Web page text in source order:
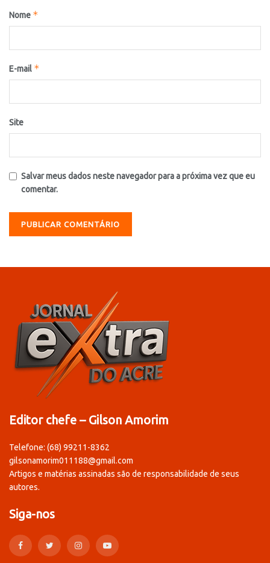
Nome *
E-mail *
Site
Salvar meus dados neste navegador para a próxima vez que eu
comentar.
Editor chefe – Gilson Amorim
Telefone: (68) 99211-8362
gilsonamorim011188@gmail.com
Artigos e matérias assinadas são de responsabilidade de seus
autores.
Siga-nos